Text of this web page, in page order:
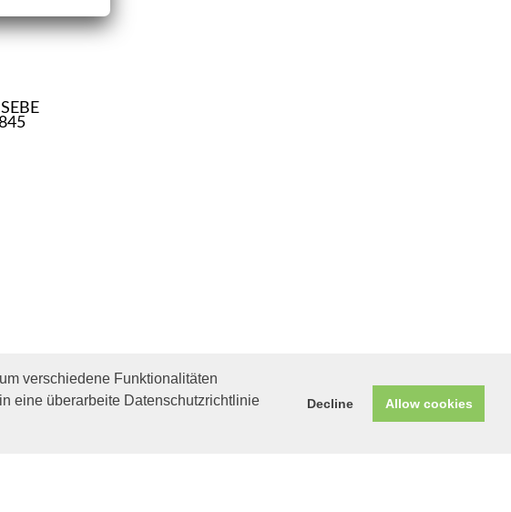
verschiedene Funktionalitäten
eine überarbeite Datenschutzrichtlinie
Decline Allow cookies
Helfen Sie mit!